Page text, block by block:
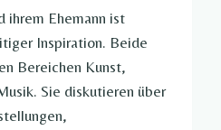
ihrem Ehemann ist
Inspiration. Beide
Bereichen Kunst,
Sie diskutieren über